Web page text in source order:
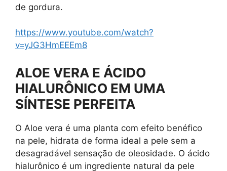
de gordura.
https://www.youtube.com/watch?
v=yJG3HmEEEm8
ALOE VERA E ÁCIDO
HIALURÔNICO EM UMA
SÍNTESE PERFEITA
O Aloe vera é uma planta com efeito benéfico
na pele, hidrata de forma ideal a pele sem a
desagradável sensação de oleosidade. O ácido
hialurônico é um ingrediente natural da pele